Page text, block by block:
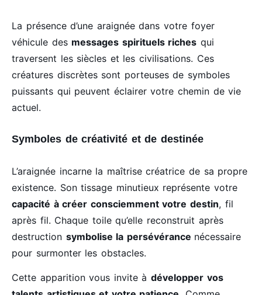
La présence d’une araignée dans votre foyer
véhicule des messages spirituels riches qui
traversent les siècles et les civilisations. Ces
créatures discrètes sont porteuses de symboles
puissants qui peuvent éclairer votre chemin de vie
actuel.
Symboles de créativité et de destinée
L’araignée incarne la maîtrise créatrice de sa propre
existence. Son tissage minutieux représente votre
capacité à créer consciemment votre destin, fil
après fil. Chaque toile qu’elle reconstruit après
destruction symbolise la persévérance nécessaire
pour surmonter les obstacles.
Cette apparition vous invite à développer vos